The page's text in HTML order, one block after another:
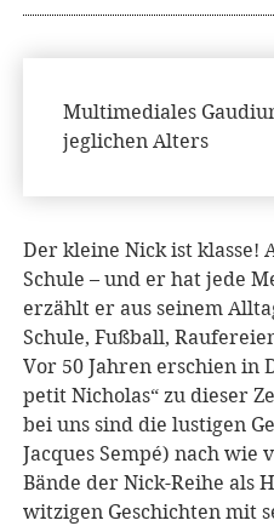
Multimediales
jeglichen Alters
Der kleine Nick ist klasse!
Schule – und er hat jede
erzählt er aus seinem
Schule, Fußball,
Vor 50 Jahren erschien in
petit Nicholas“ zu dieser
bei uns sind die lustigen
Jacques Sempé) nach
Bände der Nick-Reihe als
witzigen Geschichten mit